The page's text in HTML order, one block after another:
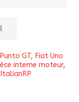
GT, Fiat Uno
interne moteur,
ItalianRP